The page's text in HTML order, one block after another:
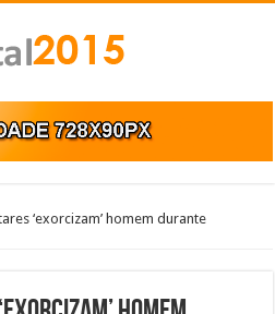
‘exorcizam’ homem durante